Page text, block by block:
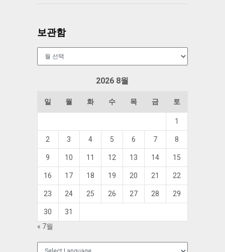
보관함
2026 8월
일 월 화 수 목 금 토
1
2 3 4 5 6 7 8
9 10 11 12 13 14 15
16 17 18 19 20 21 22
23 24 25 26 27 28 29
30
31
« 7월